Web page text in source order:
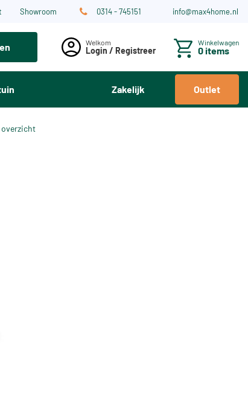
Showroom 0314 - 745151 info@max4home.nl
Login / Registreer
Winkelwagen
0 items
Zakelijk Outlet
overzicht